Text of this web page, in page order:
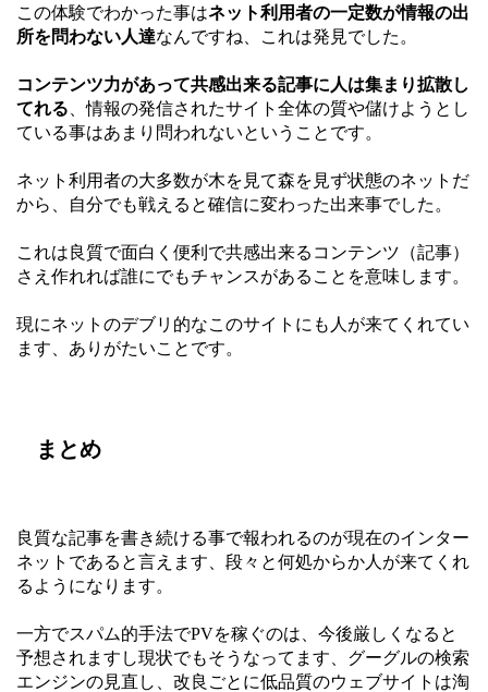
この体験でわかった事はネット利用者の一定数が情報の出
所を問わない人達なんですね、これは発見でした。
コンテンツ力があって共感出来る記事に人は集まり拡散し
てれる 、情報の発信されたサイト全体の質や儲けようとし
ている事はあまり問われないということです。
ネット利用者の大多数が木を見て森を見ず状態のネットだ
から、自分でも戦えると確信に変わった出来事でした。
これは良質で面白く便利で共感出来るコンテンツ（記事）
さえ作れれば誰にでもチャンスがあることを意味します。
現にネットのデブリ的なこのサイトにも人が来てくれてい
ます、ありがたいことです。
まとめ
良質な記事を書き続ける事で報われるのが現在のインター
ネットであると言えます、段々と何処からか人が来てくれ
るようになります。
一方でスパム的手法でPVを稼ぐのは、今後厳しくなると
予想されますし現状でもそうなってます、グーグルの検索
エンジンの見直し、改良ごとに低品質のウェブサイトは淘